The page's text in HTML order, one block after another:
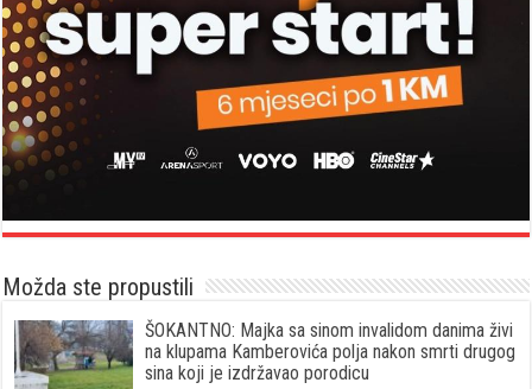
Možda ste propustili
ŠOKANTNO: Majka sa sinom invalidom danima živi
na klupama Kamberovića polja nakon smrti drugog
sina koji je izdržavao porodicu